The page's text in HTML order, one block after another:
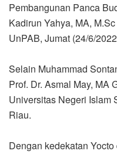
Pembangunan Panca
Kadirun Yahya, MA,
UnPAB, Jumat (24/6/
Selain Muhammad
Prof. Dr. Asmal May, MA
Universitas Negeri Islam
Riau.
Dengan kedekatan